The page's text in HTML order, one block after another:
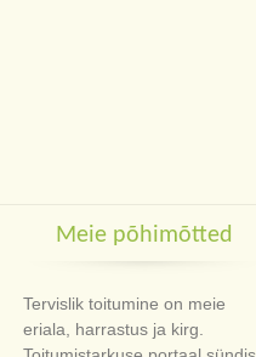
Meie põhimõtted
Tervislik toitumine on meie
eriala, harrastus ja kirg.